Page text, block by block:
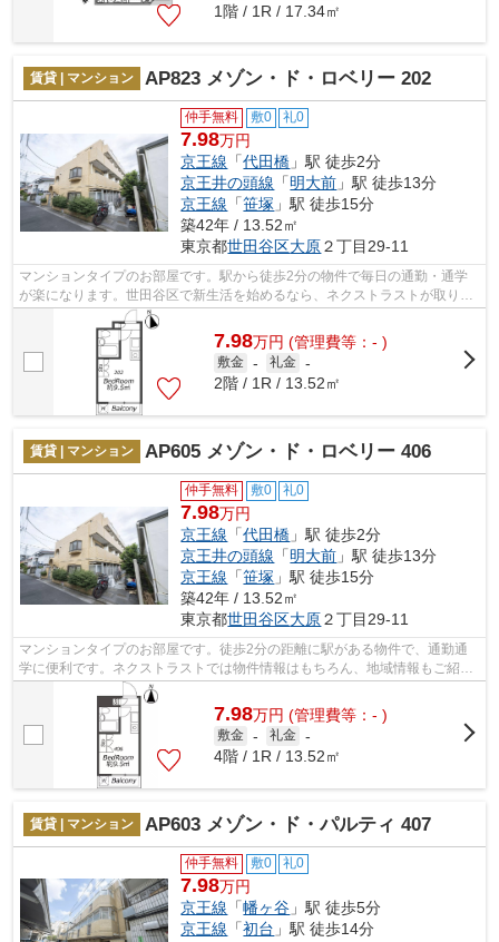
1階 / 1R / 17.34㎡
賃貸 | マンション AP823 メゾン・ド・ロベリー 202
仲手無料 敷0 礼0
7.98万円
京王線 「代田橋 」駅 徒歩2分
京王井の頭線 「明大前 」駅 徒歩13分
京王線 「笹塚 」駅 徒歩15分
築42年 / 13.52㎡
東京都世田谷区大原２丁目29-11
マンションタイプのお部屋です。駅から徒歩2分の物件で毎日の通勤・通学
が楽になります。世田谷区で新生活を始めるなら、ネクストラストが取り扱
う賃貸物件はいかがでしょうか。ご要望...
7.98万円 (管理費等：- )
敷金 - 礼金 -
2階 / 1R / 13.52㎡
賃貸 | マンション AP605 メゾン・ド・ロベリー 406
仲手無料 敷0 礼0
7.98万円
京王線 「代田橋 」駅 徒歩2分
京王井の頭線 「明大前 」駅 徒歩13分
京王線 「笹塚 」駅 徒歩15分
築42年 / 13.52㎡
東京都世田谷区大原２丁目29-11
マンションタイプのお部屋です。徒歩2分の距離に駅がある物件で、通勤通
学に便利です。ネクストラストでは物件情報はもちろん、地域情報もご紹介
しております。まずは03-5562-3131から...
7.98万円 (管理費等：- )
敷金 - 礼金 -
4階 / 1R / 13.52㎡
賃貸 | マンション AP603 メゾン・ド・パルティ 407
仲手無料 敷0 礼0
7.98万円
京王線 「幡ヶ谷 」駅 徒歩5分
京王線 「初台 」駅 徒歩14分